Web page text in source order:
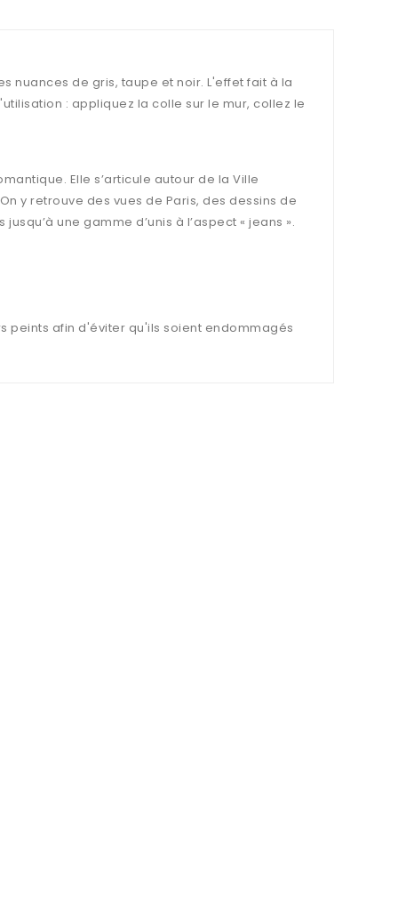
nuances de gris, taupe et noir. L'effet fait à la
: appliquez la colle sur le mur, collez le
Elle s’articule autour de la Ville
y retrouve des vues de Paris, des dessins de
une gamme d’unis à l’aspect « jeans ».
peints afin d'éviter qu'ils soient endommagés